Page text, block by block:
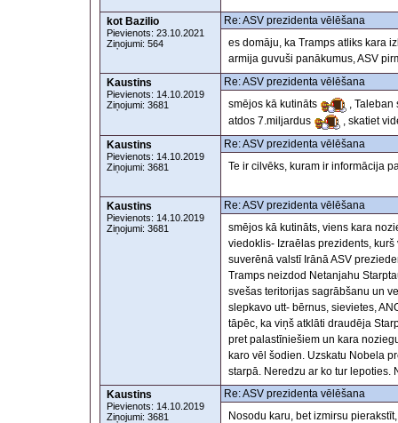
kot Bazilio
Pievienots: 23.10.2021
Ziņojumi: 564
Re: ASV prezidenta vēlēšana
es domāju, ka Tramps atliks kara
armija guvuši panākumus, ASV
Kaustins
Pievienots: 14.10.2019
Ziņojumi: 3681
Re: ASV prezidenta vēlēšana
smējos kā kutināts
, Taleban
atdos 7.miljardus
, skatiet
Kaustins
Pievienots: 14.10.2019
Ziņojumi: 3681
Re: ASV prezidenta vēlēšana
Te ir cilvēks, kuram ir informācija
Kaustins
Pievienots: 14.10.2019
Ziņojumi: 3681
Re: ASV prezidenta vēlēšana
smējos kā kutināts, viens kara
viedoklis- Izraēlas prezidents,
suverēnā valstī Irānā ASV
Tramps neizdod Netanjahu
svešas teritorijas sagrābšanu un
slepkavo utt- bērnus, sievietes,
tāpēc, ka viņš atklāti draudēja
pret palastīniešiem un kara
karo vēl šodien. Uzskatu Nobela
starpā. Neredzu ar ko tur lepoties.
Kaustins
Pievienots: 14.10.2019
Ziņojumi: 3681
Re: ASV prezidenta vēlēšana
Nosodu karu, bet izmirsu